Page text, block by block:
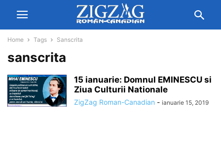
Home Tags Sanscrita
sanscrita
15 ianuarie: Domnul EMINESCU si
Ziua Culturii Nationale
ZigZag Roman-Canadian - ianuarie 15, 2019